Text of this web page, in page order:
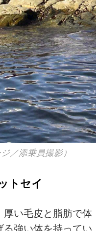
／添乗員撮影）
トセイ
い毛皮と脂肪で体
強い体を持ってい